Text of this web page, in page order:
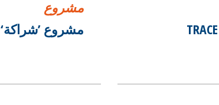
مشروع
مشروع ’شراكة‘